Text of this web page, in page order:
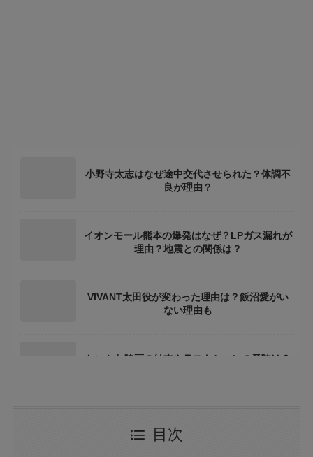
小野寺太志はなぜ途中交代させられた？体調不
良が理由？
イオンモール熊本の爆発はなぜ？LPガス漏れが
理由？地震との関係は？
VIVANT太田役が変わった理由は？飯沼愛がい
ない理由も
ちいかわ映画の結末やラストシーンの意味は？
結婚してる？
目次